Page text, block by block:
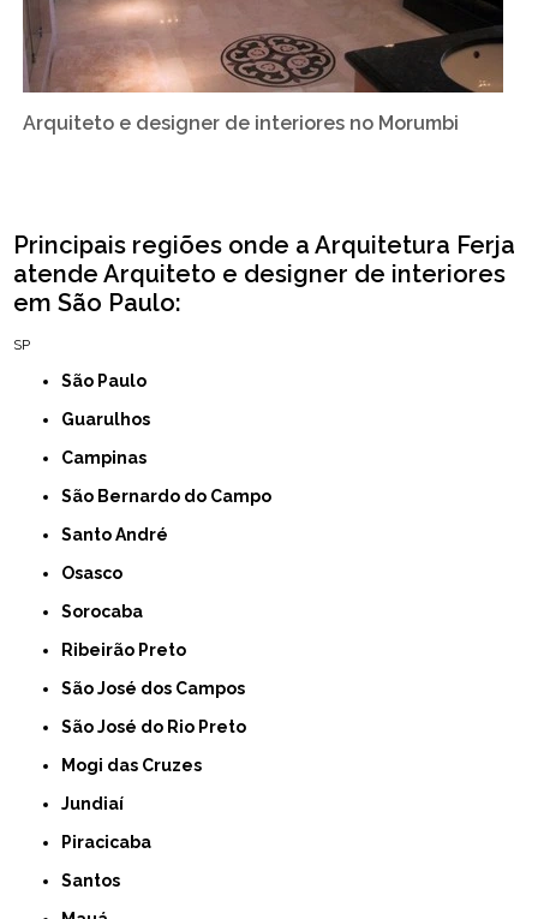
Arquiteto e designer de interiores no Morumbi
Principais regiões onde a Arquitetura Ferja
atende Arquiteto e designer de interiores
em São Paulo:
SP
São Paulo
Guarulhos
Campinas
São Bernardo do Campo
Santo André
Osasco
Sorocaba
Ribeirão Preto
São José dos Campos
São José do Rio Preto
Mogi das Cruzes
Jundiaí
Piracicaba
Santos